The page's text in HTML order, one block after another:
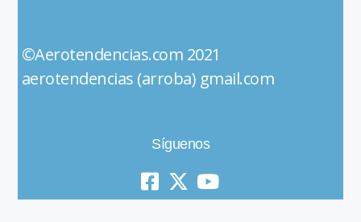
©Aerotendencias.com 2021
aerotendencias (arroba) gmail.com
Síguenos